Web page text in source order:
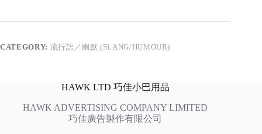
好
quantity
CATEGORY: 流行語／幽默 (SLANG/HUMOUR)
HAWK LTD 巧佳小巴用品
HAWK ADVERTISING COMPANY LIMITED
巧佳廣告製作有限公司